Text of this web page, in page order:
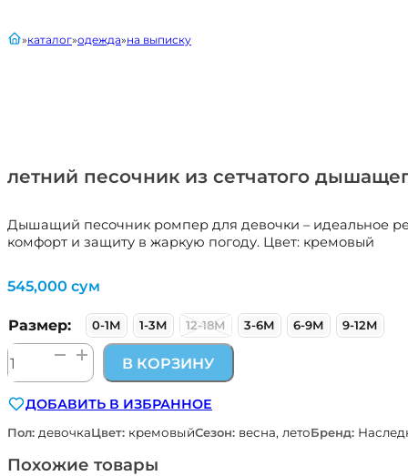
летний песочник из сетчатого
Дышащий песочник ромпер для девочки – идеальное
комфорт и защиту в жаркую погоду. Цвет: кремовый
главнаякаталог одежда на выписку
545,000 сум
Размер: 0-1М 1-3М 12-18М 3-6М 6-9М 9-12М
Количество
товара
песочник
из
сетчатого
дышащего
В КОРЗИНУ
ДОБАВИТЬ В ИЗБРАННОЕ
Пол: девочкаЦвет: кремовыйСезон: весна, летоБренд:
Похожие товары